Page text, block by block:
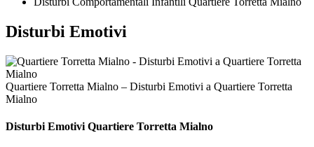
Disturbi Emotivi
Quartiere Torretta Mialno – Disturbi Emotivi a Quartiere Torretta
Mialno
Disturbi Emotivi Quartiere Torretta Mialno